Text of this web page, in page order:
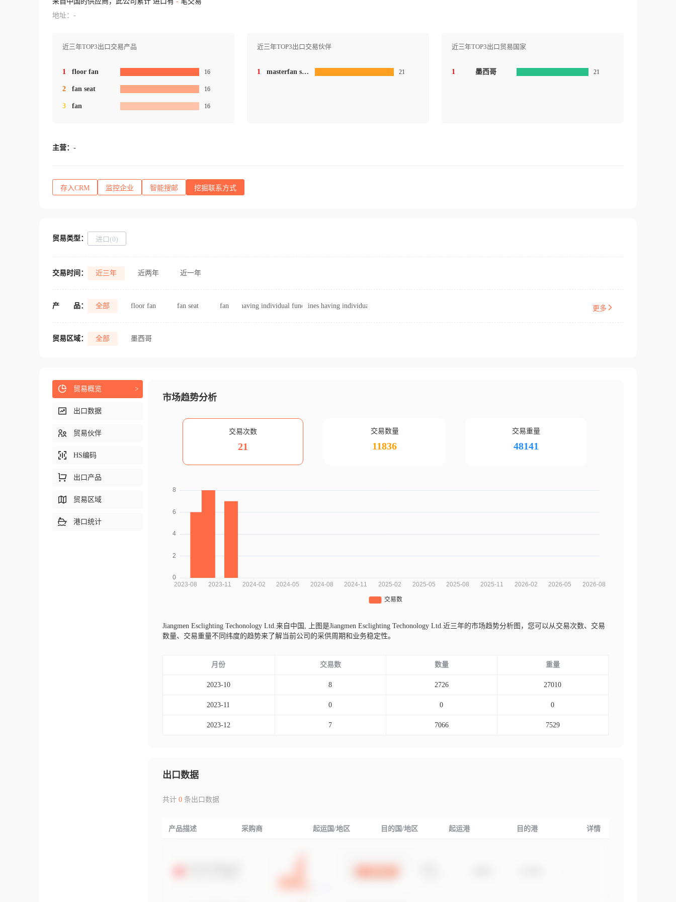
地址：-
近三年TOP3出口交易产品
1 floor fan 16
2 fan seat 16
3 fan 16
近三年TOP3出口交易伙伴
1 masterfan s.a.de c.v. 21
近三年TOP3出口贸易国家
1 墨西哥 21
主营： -
存入CRM 监控企业 智能搜邮 挖掘联系方式
贸易类型： 进口(0)
交易时间： 近三年 近两年 近一年
产 品： 全部 floor fan fan seat fanapp. having individual functionsother machines having individual functions 更多
贸易区域： 全部 墨西哥
市场趋势分析
交易次数
21
交易数量
11836
交易重量
48141
Jiangmen Esclighting Techonology Ltd.来自中国,
上图是Jiangmen Esclighting Techonology Ltd.近三年的市场趋势分析图，您可以从交易次数、交易
数量、交易重量不同纬度的趋势来了解当前公司的采供周期和业务稳定性。
月份 交易数 数量 重量
2023-10 8 2726 27010
2023-11 0 0 0
2023-12 7 7066 7529
出口数据
共计 0条出口数据
产品描述 采购商 起运国/地区 目的国/地区 起运港 目的港 详情
贸易概览 >
出口数据
贸易伙伴
HS编码
出口产品
贸易区域
港口统计